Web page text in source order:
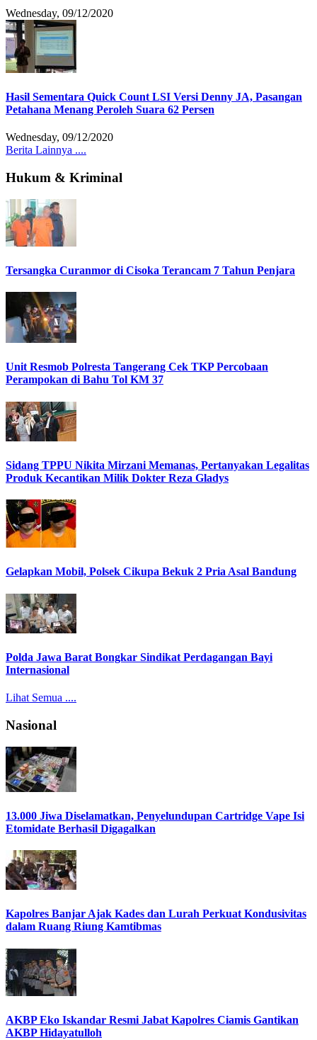
Wednesday, 09/12/2020
Hasil Sementara Quick Count LSI Versi Denny JA, Pasangan
Petahana Menang Peroleh Suara 62 Persen
Wednesday, 09/12/2020
Berita Lainnya ....
Hukum & Kriminal
Tersangka Curanmor di Cisoka Terancam 7 Tahun Penjara
Unit Resmob Polresta Tangerang Cek TKP Percobaan
Perampokan di Bahu Tol KM 37
Sidang TPPU Nikita Mirzani Memanas, Pertanyakan Legalitas
Produk Kecantikan Milik Dokter Reza Gladys
Gelapkan Mobil, Polsek Cikupa Bekuk 2 Pria Asal Bandung
Polda Jawa Barat Bongkar Sindikat Perdagangan Bayi
Internasional
Lihat Semua ....
Nasional
13.000 Jiwa Diselamatkan, Penyelundupan Cartridge Vape Isi
Etomidate Berhasil Digagalkan
Kapolres Banjar Ajak Kades dan Lurah Perkuat Kondusivitas
dalam Ruang Riung Kamtibmas
AKBP Eko Iskandar Resmi Jabat Kapolres Ciamis Gantikan
AKBP Hidayatulloh